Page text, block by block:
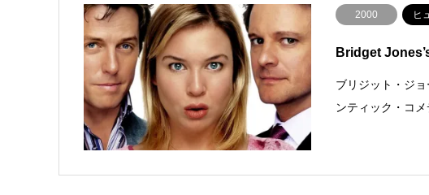
2000 ヒ
Bridget
ブリジット・ジ
ンティック・コ